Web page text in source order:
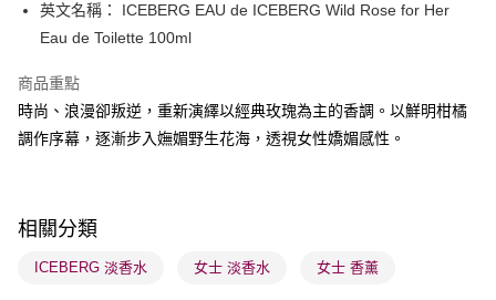
WeChat Pay
送貨方式
順豐自助櫃 - 確認發貨後1-3個工作天送達
順豐站及營業點 - 確認發貨後1-3個工作天送達
英文名稱： ICEBERG EAU de ICEBERG Wild Rose for Her
Eau de Toilette 100ml
商品重點
時尚、浪漫卻叛逆，重新演繹以經典玫瑰為主的香調。以鮮明柑橘
調作序幕，逐漸步入嫵媚野生花海，透視女性嬌媚感性。
相關分類
ICEBERG 淡香水 女士 淡香水 女士 香薰